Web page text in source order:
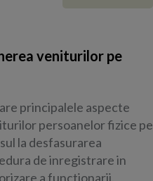
veniturilor pe
principalele aspecte
persoanelor fizice pe
la desfasurarea
de inregistrare in
a functionarii,